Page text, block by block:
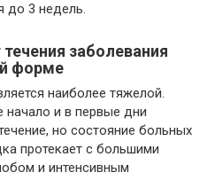
до 3 недель.
заболевания
форме
наиболее тяжелой.
начало и в первые дни
но состояние больных
протекает с большими
и интенсивным